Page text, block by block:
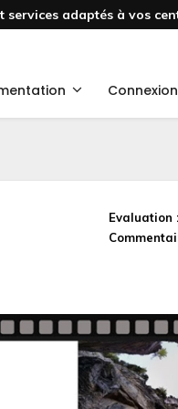
adaptés à vos
Connexion
Evaluation :